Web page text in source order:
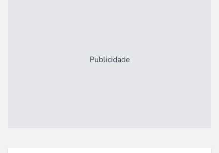
Publicidade